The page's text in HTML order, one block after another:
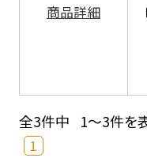
商品詳細
全3件中 1～3件を
1